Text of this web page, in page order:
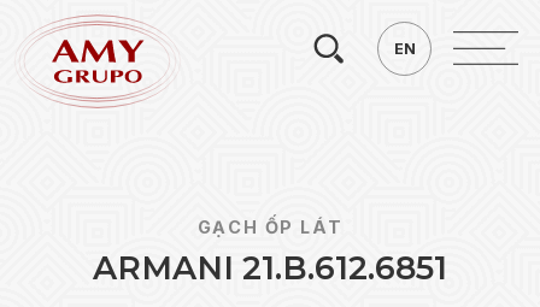
EN
GẠCH ỐP LÁT
ARMANI 21.B.612.6851
Tìm